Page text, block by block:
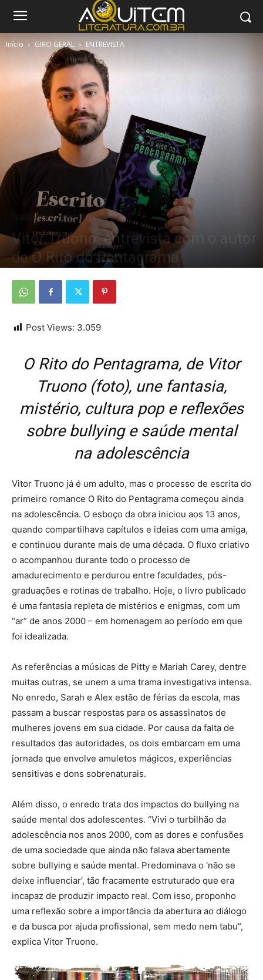
Início GIRO GERAL ENTREVISTA
GIRO GERAL ENTREVISTA
Vitor Truono: entrevista com o autor
de O Rito do Pentagrama
Post Views: 3.059
O Rito do Pentagrama, de Vitor
Truono (foto), une fantasia,
mistério, cultura pop e reflexões
sobre bullying e saúde mental
na adolescência
Vitor Truono já é um adulto, mas o processo de escrita do
primeiro romance O Rito do Pentagrama começou ainda
na adolescência. O esboço da obra iniciou aos 13 anos,
quando compartilhava capítulos e ideias com uma amiga,
e continuou durante mais de uma década. O fluxo criativo
o acompanhou durante todo o processo de
amadurecimento e perdurou entre faculdades, pós-
graduações e rotinas de trabalho. Hoje, o livro publicado
é uma fantasia repleta de mistérios e enigmas, com um
“ar” de anos 2000 – em homenagem ao período em que
foi idealizada.
As referências a músicas de Pitty e Mariah Carey, dentre
muitas outras, se unem a uma trama investigativa intensa.
No enredo, Sarah e Alex estão de férias da escola, mas
passam a buscar respostas para os assassinatos de
mulheres jovens em sua cidade. Por causa da falta de
resultados das autoridades, os dois embarcam em uma
jornada que envolve amuletos mágicos, experiências
sensitivas e dons sobrenaturais.
Além disso, o enredo trata dos impactos do bullying na
saúde mental dos adolescentes. “Vivi o turbilhão da
adolescência nos anos 2000, com as dores e confusões
de uma sociedade que ainda não falava abertamente
sobre bullying e saúde mental. Predominava o ‘não se
deixe influenciar’, tão fracamente estruturado que era
incapaz de produzir impacto real. Com isso, proponho
uma reflexão sobre a importância da abertura ao diálogo
e da busca por ajuda profissional, sem medo nem tabu”,
explica Vitor Truono.